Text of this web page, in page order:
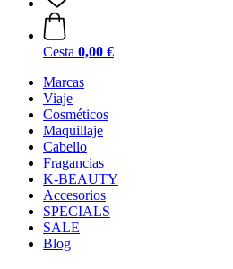
Cesta 0,00 €
Marcas
Viaje
Cosméticos
Maquillaje
Cabello
Fragancias
K-BEAUTY
Accesorios
SPECIALS
SALE
Blog